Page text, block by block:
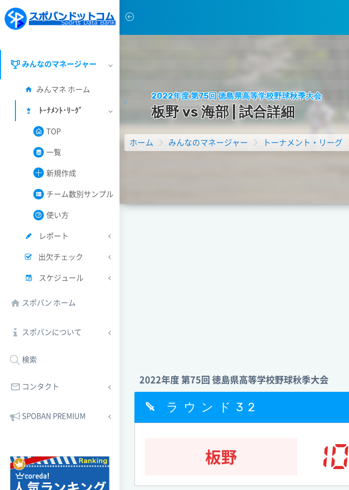
みんなのマネージャー
みんマネ ホーム
ﾄｰﾅﾒﾝﾄ･ﾘｰｸﾞ
TOP
一覧
新規作成
チーム数別サンプル
使い方
レポート
出欠チェック
スケジュール
スポバン ホーム
スポバンについて
検索
コンタクト
SPOBAN PREMIUM
2022年度 第75回 徳島県高等学校野球秋季大会
板野vs海部 試合詳細
ホーム みんなのマネージャー トーナメント・リーグ
2022年度 第75回 徳島県高等学校野球秋季大会
ラウンド32
板野 10